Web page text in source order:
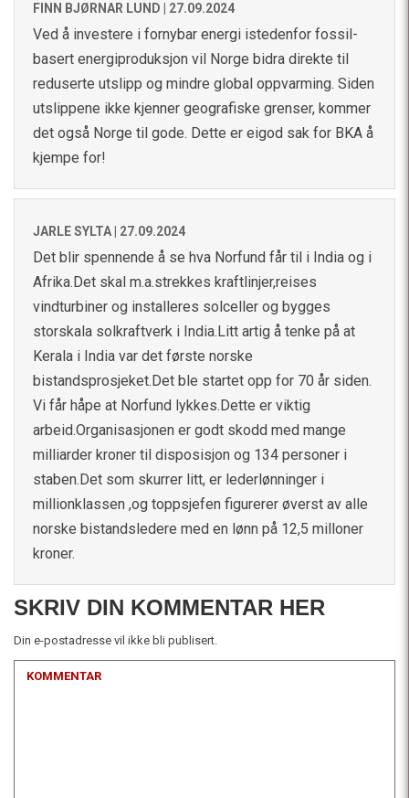
FINN BJØRNAR LUND | 27.09.2024
Ved å investere i fornybar energi istedenfor fossil-
basert energiproduksjon vil Norge bidra direkte til
reduserte utslipp og mindre global oppvarming. Siden
utslippene ikke kjenner geografiske grenser, kommer
det også Norge til gode. Dette er eigod sak for BKA å
kjempe for!
JARLE SYLTA | 27.09.2024
Det blir spennende å se hva Norfund får til i India og i
Afrika.Det skal m.a.strekkes kraftlinjer,reises
vindturbiner og installeres solceller og bygges
storskala solkraftverk i India.Litt artig å tenke på at
Kerala i India var det første norske
bistandsprosjeket.Det ble startet opp for 70 år siden.
Vi får håpe at Norfund lykkes.Dette er viktig
arbeid.Organisasjonen er godt skodd med mange
milliarder kroner til disposisjon og 134 personer i
staben.Det som skurrer litt, er lederlønninger i
millionklassen ,og toppsjefen figurerer øverst av alle
norske bistandsledere med en lønn på 12,5 milloner
kroner.
SKRIV DIN KOMMENTAR HER
Din e-postadresse vil ikke bli publisert.
KOMMENTAR